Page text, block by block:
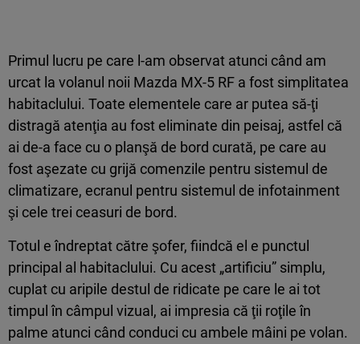
Primul lucru pe care l-am observat atunci când am
urcat la volanul noii Mazda MX-5 RF a fost simplitatea
habitaclului. Toate elementele care ar putea să-ţi
distragă atenţia au fost eliminate din peisaj, astfel că
ai de-a face cu o planşă de bord curată, pe care au
fost aşezate cu grijă comenzile pentru sistemul de
climatizare, ecranul pentru sistemul de infotainment
şi cele trei ceasuri de bord.
Totul e îndreptat către şofer, fiindcă el e punctul
principal al habitaclului. Cu acest „artificiu” simplu,
cuplat cu aripile destul de ridicate pe care le ai tot
timpul în câmpul vizual, ai impresia că ţii roţile în
palme atunci când conduci cu ambele mâini pe volan.